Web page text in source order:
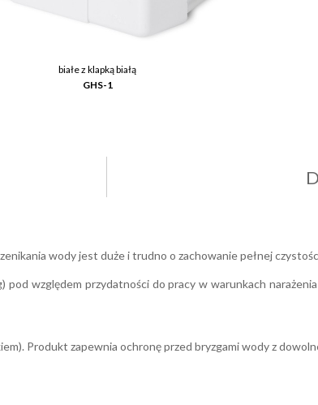
białe z klapką białą
GHS-1
wody jest duże i trudno o zachowanie pełnej
względem przydatności do pracy w warunkach
Produkt zapewnia ochronę przed bryzgami wody z